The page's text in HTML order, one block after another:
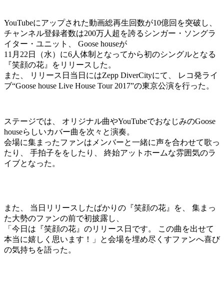
YouTubeにアップされた動画総再生回数が10億回を突破し、
チャンネル登録者数は200万人超を誇るシンガー・ソングラ
イター・ユニット、 Goose houseが
11月22日（水）に6人体制となってから初のシングルとなる
『笑顔の花』をリリースした。
また、 リリース日当日にはZepp DiverCityにて、 レコ発ライ
ブ“Goose house Live House Tour 2017”の東京公演を行った。
ステージでは、 オリジナル曲やYouTubeでおなじみのGoose
houseらしいカバー曲を次々と演奏。
会場に集まったファンはメンバーと一緒に声を合わせて歌っ
たり、 手拍子ををしたり、 終始アットホームな雰囲気のラ
イブとなった。
また、 当日リリースしたばかりの『笑顔の花』を、 集まっ
た大勢のファンの前で初披露し、
「今日は『笑顔の花』のリリース日です。 この曲を出せて
本当に嬉しく思います！」と会場を埋め尽くすファンへ喜び
の気持ちを語った。